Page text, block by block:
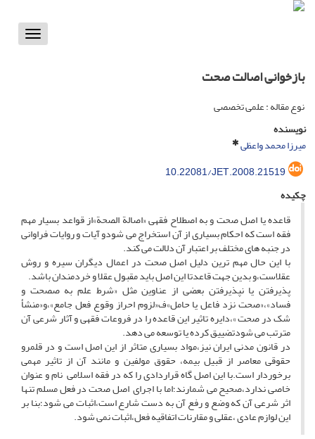
Toggle
بازخوانی اصالت صحت
نوع مقاله : علمی تخصصی
نویسنده
میرزا محمد واعظی
10.22081/JET.2008.21519
چکیده
قاعده یا اصل صحت و به اصطلاح فقهی «اصالة الصحة»از قواعد بسیار مهم
فقه است که احکام بسیاری از آن استخراج می شودو آیات و روایات فراوانی
در جنبه های مختلف بر اعتبار آن دلالت می کند.
با این حال مهم ترین دلیل اصل صحت در اعمال دیگران سیره و روش
عقلاست،و بدین جهت قاعدتا این اصل باید مقبول عقلا و خردمندان باشد.
پذیرفتن یا نپذیرفتن بعضی از عناوین مثل «شرط علم به صصحت و
فساد»،«صحت نزد فاعل یا حامل»ف«لزوم احراز وقوع فعل جامع»،و«منشأ
شک در صحت »،دایره تاثیر این قاعده را در فروعات فقهی و آثار شرعی آن
مترتب می شودتضییق کرده یا توسعه می دهد.
در قانون مدنی ایران نیز،مواد بسیاری متاثر از این اصل است و در قلمرو
حقوقی معاصر از قبیل بیمه، حقوق مولفین و مانند آن از تاثیر مهمی
برخوردار است.با این اصل گاه قراردادی را که در فقه اسلامی نام و عنوان
خاصی ندارد،صحیح می شمارند؛اما با اجرای اصل صحت در فعل مسلم تنها
اثر شرعی آن که وضع و رفع آن به دست شارع است،اثبات می شود؛بنا بر
این لوازم عادی ،عقلی و مقارنات اتفاقیه فعل،اثبات نمی شود.